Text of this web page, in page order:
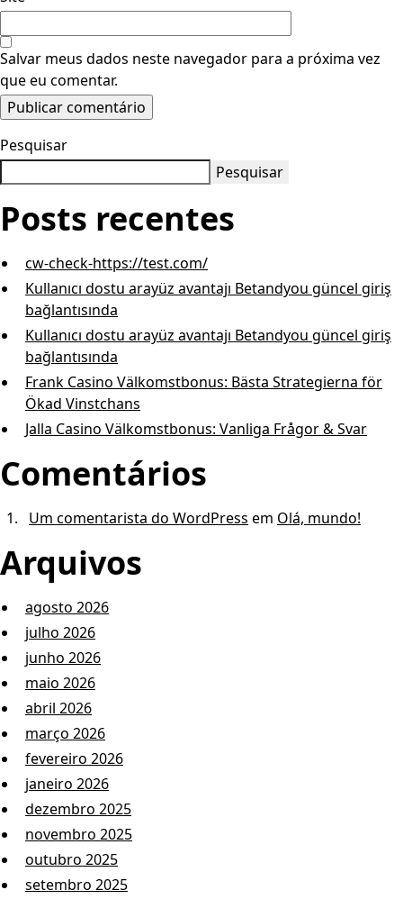
Salvar meus dados neste navegador para a próxima vez
que eu comentar.
Pesquisar
Pesquisar
Posts recentes
cw-check-https://test.com/
Kullanıcı dostu arayüz avantajı Betandyou güncel giriş
bağlantısında
Kullanıcı dostu arayüz avantajı Betandyou güncel giriş
bağlantısında
Frank Casino Välkomstbonus: Bästa Strategierna för
Ökad Vinstchans
Jalla Casino Välkomstbonus: Vanliga Frågor & Svar
Comentários
Um comentarista do WordPress em Olá, mundo!
Arquivos
agosto 2026
julho 2026
junho 2026
maio 2026
abril 2026
março 2026
fevereiro 2026
janeiro 2026
dezembro 2025
novembro 2025
outubro 2025
setembro 2025